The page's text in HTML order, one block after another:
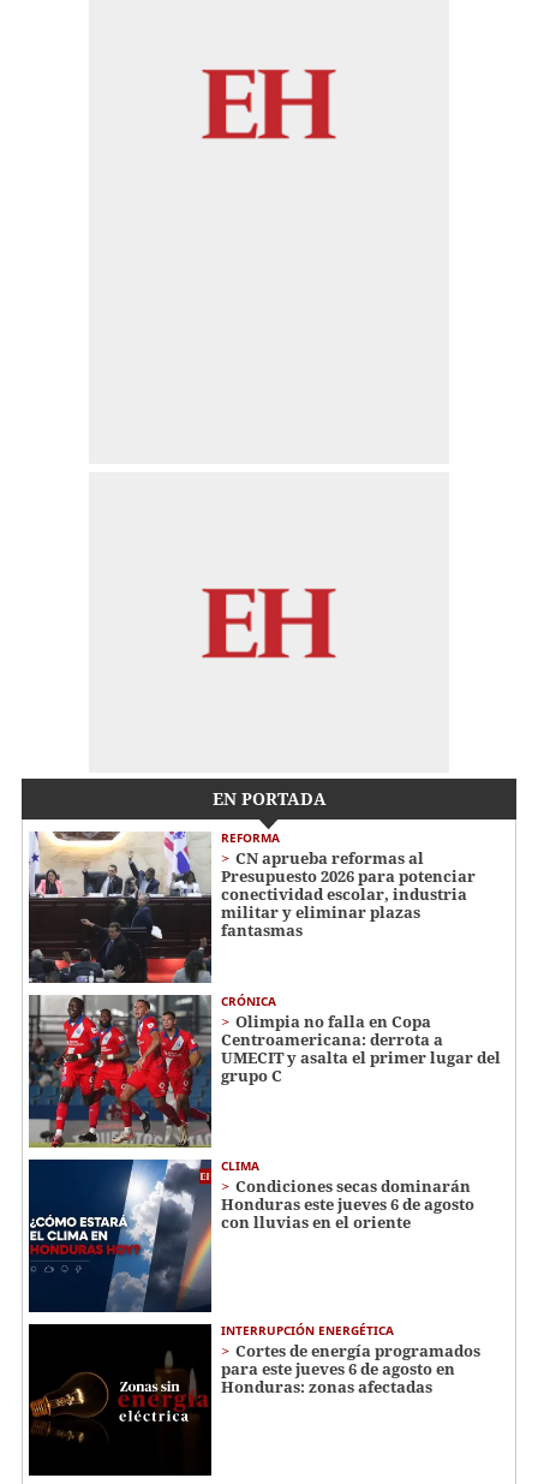
EN PORTADA
REFORMA
CN aprueba reformas al
Presupuesto 2026 para potenciar
conectividad escolar, industria
militar y eliminar plazas
fantasmas
CRÓNICA
Olimpia no falla en Copa
Centroamericana: derrota a
UMECIT y asalta el primer lugar del
grupo C
CLIMA
Condiciones secas dominarán
Honduras este jueves 6 de agosto
con lluvias en el oriente
INTERRUPCIÓN ENERGÉTICA
Cortes de energía programados
para este jueves 6 de agosto en
Honduras: zonas afectadas